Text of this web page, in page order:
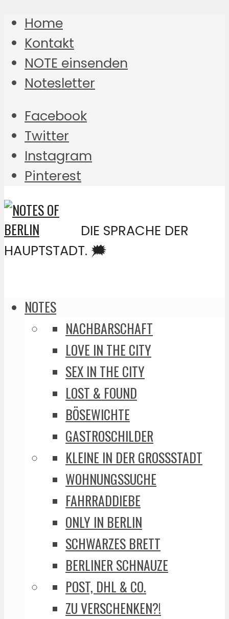
Home
Kontakt
NOTE einsenden
Notesletter
Facebook
Twitter
Instagram
Pinterest
DIE SPRACHE DER
HAUPTSTADT. 🗯️
NOTES
NACHBARSCHAFT
LOVE IN THE CITY
SEX IN THE CITY
LOST & FOUND
BÖSEWICHTE
GASTROSCHILDER
KLEINE IN DER GROSSSTADT
WOHNUNGSSUCHE
FAHRRADDIEBE
ONLY IN BERLIN
SCHWARZES BRETT
BERLINER SCHNAUZE
POST, DHL & CO.
ZU VERSCHENKEN?!